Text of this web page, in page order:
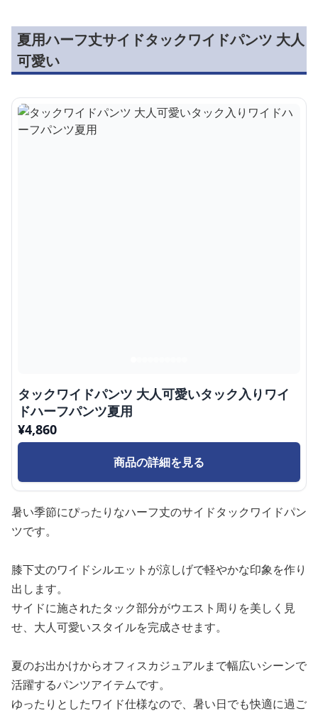
夏用ハーフ丈サイドタックワイドパンツ 大人
可愛い
タックワイドパンツ 大人可愛いタック入りワイ
ドハーフパンツ夏用
¥4,860
商品の詳細を見る
暑い季節にぴったりなハーフ丈のサイドタックワイドパン
ツです。
膝下丈のワイドシルエットが涼しげで軽やかな印象を作り
出します。
サイドに施されたタック部分がウエスト周りを美しく見
せ、大人可愛いスタイルを完成させます。
夏のお出かけからオフィスカジュアルまで幅広いシーンで
活躍するパンツアイテムです。
ゆったりとしたワイド仕様なので、暑い日でも快適に過ご